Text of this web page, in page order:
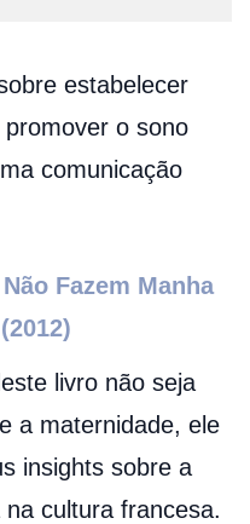
estabelecer
o sono
comunicação
Fazem Manha
livro não seja
a maternidade, ele
insights sobre a
cultura francesa.